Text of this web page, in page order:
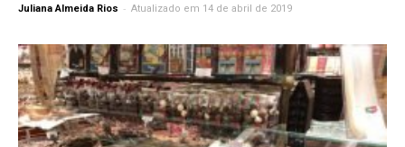
Juliana Almeida Rios - Atualizado em 14 de abril de 2019